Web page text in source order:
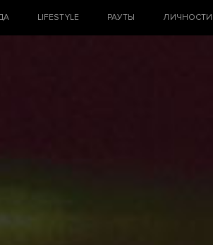
LIFESTYLE РАУТЫ ЛИЧНОСТИ